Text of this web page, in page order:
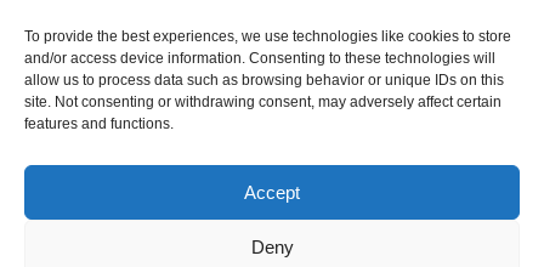
To provide the best experiences, we use technologies like cookies to store
and/or access device information. Consenting to these technologies will
allow us to process data such as browsing behavior or unique IDs on this
site. Not consenting or withdrawing consent, may adversely affect certain
features and functions.
Accept
Deny
© 2026 Visscher Classique – Algemene voorwaarden –
Privacyverklaring